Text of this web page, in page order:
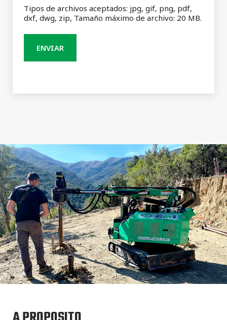
Tipos de archivos aceptados: jpg, gif, png, pdf,
dxf, dwg, zip, Tamaño máximo de archivo: 20 MB.